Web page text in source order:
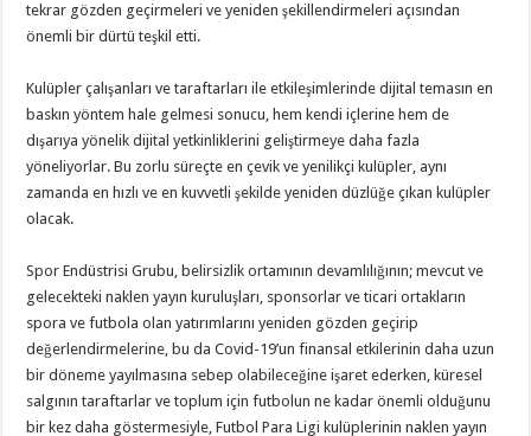
tekrar gözden geçirmeleri ve yeniden şekillendirmeleri açısından
önemli bir dürtü teşkil etti.
Kulüpler çalışanları ve taraftarları ile etkileşimlerinde dijital temasın en
baskın yöntem hale gelmesi sonucu, hem kendi içlerine hem de
dışarıya yönelik dijital yetkinliklerini geliştirmeye daha fazla
yöneliyorlar. Bu zorlu süreçte en çevik ve yenilikçi kulüpler, aynı
zamanda en hızlı ve en kuvvetli şekilde yeniden düzlüğe çıkan kulüpler
olacak.
Spor Endüstrisi Grubu, belirsizlik ortamının devamlılığının; mevcut ve
gelecekteki naklen yayın kuruluşları, sponsorlar ve ticari ortakların
spora ve futbola olan yatırımlarını yeniden gözden geçirip
değerlendirmelerine, bu da Covid-19’un finansal etkilerinin daha uzun
bir döneme yayılmasına sebep olabileceğine işaret ederken, küresel
salgının taraftarlar ve toplum için futbolun ne kadar önemli olduğunu
bir kez daha göstermesiyle, Futbol Para Ligi kulüplerinin naklen yayın